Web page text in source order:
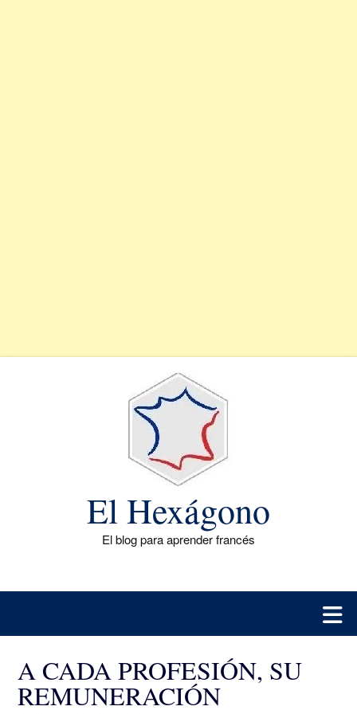
El Hexágono
El blog para aprender francés
A CADA PROFESIÓN, SU
REMUNERACIÓN